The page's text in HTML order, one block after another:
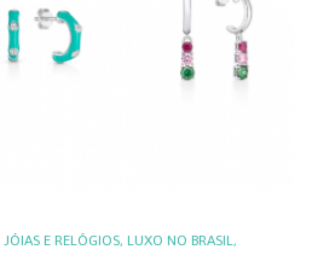
JÓIAS E RELÓGIOS, LUXO NO BRASIL,